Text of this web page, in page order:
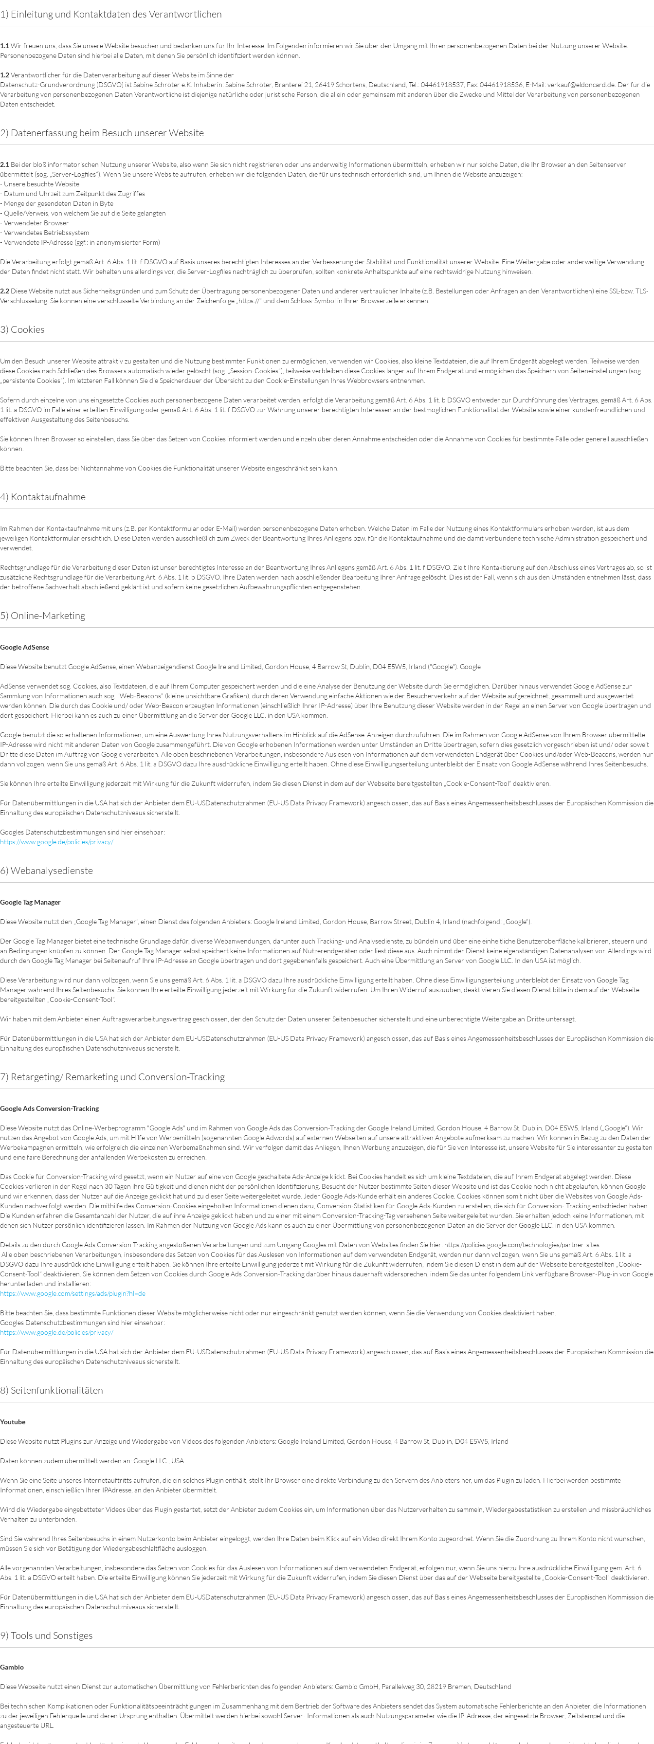
1) Einleitung und Kontaktdaten des Verantwortlichen
1.1Wir freuen uns, dass Sie unsere Website besuchen und bedanken uns für Ihr Interesse. Im Folgenden informieren wir Sie über den Umgang mit Ihren personenbezogenen Daten bei der Nutzung unserer Website.
Personenbezogene Daten sind hierbei alle Daten, mit denen Sie persönlich identifiziert werden können.
1.2Verantwortlicher für die Datenverarbeitung auf dieser Website im Sinne der
Datenschutz-Grundverordnung (DSGVO) ist Sabine Schröter e.K. Inhaberin: Sabine Schröter, Branterei 21, 26419 Schortens, Deutschland, Tel.: 04461918537, Fax: 04461918536, E-Mail: verkauf@eldoncard.de. Der für die
Verarbeitung von personenbezogenen Daten Verantwortliche ist diejenige natürliche oder juristische Person, die allein oder gemeinsam mit anderen über die Zwecke und Mittel der Verarbeitung von personenbezogenen
Daten entscheidet.
2) Datenerfassung beim Besuch unserer Website
2.1 Bei der bloß informatorischen Nutzung unserer Website, also wenn Sie sich nicht registrieren oder uns anderweitig Informationen übermitteln, erheben wir nur solche Daten, die Ihr Browser an den Seitenserver
übermittelt (sog. „Server-Logfiles“). Wenn Sie unsere Website aufrufen, erheben wir die folgenden Daten, die für uns technisch erforderlich sind, um Ihnen die Website anzuzeigen:
- Unsere besuchte Website
- Datum und Uhrzeit zum Zeitpunkt des Zugriffes
- Menge der gesendeten Daten in Byte
- Quelle/Verweis, von welchem Sie auf die Seite gelangten
- Verwendeter Browser
- Verwendetes Betriebssystem
- Verwendete IP-Adresse (ggf.: in anonymisierter Form)
Die Verarbeitung erfolgt gemäß Art. 6 Abs. 1 lit. f DSGVO auf Basis unseres berechtigten Interesses an der Verbesserung der Stabilität und Funktionalität unserer Website. Eine Weitergabe oder anderweitige Verwendung
der Daten findet nicht statt. Wir behalten uns allerdings vor, die Server-Logfiles nachträglich zu überprüfen, sollten konkrete Anhaltspunkte auf eine rechtswidrige Nutzung hinweisen.
2.2 Diese Website nutzt aus Sicherheitsgründen und zum Schutz der Übertragung personenbezogener Daten und anderer vertraulicher Inhalte (z.B. Bestellungen oder Anfragen an den Verantwortlichen) eine SSL-bzw. TLS-
Verschlüsselung. Sie können eine verschlüsselte Verbindung an der Zeichenfolge „https://“ und dem Schloss-Symbol in Ihrer Browserzeile erkennen.
3) Cookies
Um den Besuch unserer Website attraktiv zu gestalten und die Nutzung bestimmter Funktionen zu ermöglichen, verwenden wir Cookies, also kleine Textdateien, die auf Ihrem Endgerät abgelegt werden. Teilweise werden
diese Cookies nach Schließen des Browsers automatisch wieder gelöscht (sog. „Session-Cookies“), teilweise verbleiben diese Cookies länger auf Ihrem Endgerät und ermöglichen das Speichern von Seiteneinstellungen (sog.
„persistente Cookies“). Im letzteren Fall können Sie die Speicherdauer der Übersicht zu den Cookie-Einstellungen Ihres Webbrowsers entnehmen.
Sofern durch einzelne von uns eingesetzte Cookies auch personenbezogene Daten verarbeitet werden, erfolgt die Verarbeitung gemäß Art. 6 Abs. 1 lit. b DSGVO entweder zur Durchführung des Vertrages, gemäß Art. 6 Abs.
1 lit. a DSGVO im Falle einer erteilten Einwilligung oder gemäß Art. 6 Abs. 1 lit. f DSGVO zur Wahrung unserer berechtigten Interessen an der bestmöglichen Funktionalität der Website sowie einer kundenfreundlichen und
effektiven Ausgestaltung des Seitenbesuchs.
Sie können Ihren Browser so einstellen, dass Sie über das Setzen von Cookies informiert werden und einzeln über deren Annahme entscheiden oder die Annahme von Cookies für bestimmte Fälle oder generell ausschließen
können.
Bitte beachten Sie, dass bei Nichtannahme von Cookies die Funktionalität unserer Website eingeschränkt sein kann.
4) Kontaktaufnahme
Im Rahmen der Kontaktaufnahme mit uns (z.B. per Kontaktformular oder E-Mail) werden personenbezogene Daten erhoben. Welche Daten im Falle der Nutzung eines Kontaktformulars erhoben werden, ist aus dem
jeweiligen Kontaktformular ersichtlich. Diese Daten werden ausschließlich zum Zweck der Beantwortung Ihres Anliegens bzw. für die Kontaktaufnahme und die damit verbundene technische Administration gespeichert und
verwendet.
Rechtsgrundlage für die Verarbeitung dieser Daten ist unser berechtigtes Interesse an der Beantwortung Ihres Anliegens gemäß Art. 6 Abs. 1 lit. f DSGVO. Zielt Ihre Kontaktierung auf den Abschluss eines Vertrages ab, so ist
zusätzliche Rechtsgrundlage für die Verarbeitung Art. 6 Abs. 1 lit. b DSGVO. Ihre Daten werden nach abschließender Bearbeitung Ihrer Anfrage gelöscht. Dies ist der Fall, wenn sich aus den Umständen entnehmen lässt, dass
der betroffene Sachverhalt abschließend geklärt ist und sofern keine gesetzlichen Aufbewahrungspflichten entgegenstehen.
5) Online-Marketing
Google AdSense
Diese Website benutzt Google AdSense, einen Webanzeigendienst Google Ireland Limited, Gordon House, 4 Barrow St, Dublin, D04 E5W5, Irland ("Google"). Google
AdSense verwendet sog. Cookies, also Textdateien, die auf Ihrem Computer gespeichert werden und die eine Analyse der Benutzung der Website durch Sie ermöglichen. Darüber hinaus verwendet Google AdSense zur
Sammlung von Informationen auch sog. "Web-Beacons" (kleine unsichtbare Grafiken), durch deren Verwendung einfache Aktionen wie der Besucherverkehr auf der Website aufgezeichnet, gesammelt und ausgewertet
werden können. Die durch das Cookie und/ oder Web-Beacon erzeugten Informationen (einschließlich Ihrer IP-Adresse) über Ihre Benutzung dieser Website werden in der Regel an einen Server von Google übertragen und
dort gespeichert. Hierbei kann es auch zu einer Übermittlung an die Server der Google LLC. in den USA kommen.
Google benutzt die so erhaltenen Informationen, um eine Auswertung Ihres Nutzungsverhaltens im Hinblick auf die AdSense-Anzeigen durchzuführen. Die im Rahmen von Google AdSense von Ihrem Browser übermittelte
IP-Adresse wird nicht mit anderen Daten von Google zusammengeführt. Die von Google erhobenen Informationen werden unter Umständen an Dritte übertragen, sofern dies gesetzlich vorgeschrieben ist und/ oder soweit
Dritte diese Daten im Auftrag von Google verarbeiten. Alle oben beschriebenen Verarbeitungen, insbesondere Auslesen von Informationen auf dem verwendeten Endgerät über Cookies und/oder Web-Beacons, werden nur
dann vollzogen, wenn Sie uns gemäß Art. 6 Abs. 1 lit. a DSGVO dazu Ihre ausdrückliche Einwilligung erteilt haben. Ohne diese Einwilligungserteilung unterbleibt der Einsatz von Google AdSense während Ihres Seitenbesuchs.
Sie können Ihre erteilte Einwilligung jederzeit mit Wirkung für die Zukunft widerrufen, indem Sie diesen Dienst in dem auf der Webseite bereitgestellten „Cookie-Consent-Tool“ deaktivieren.
Für Datenübermittlungen in die USA hat sich der Anbieter dem EU-USDatenschutzrahmen (EU-US Data Privacy Framework) angeschlossen, das auf Basis eines Angemessenheitsbeschlusses der Europäischen Kommission die
Einhaltung des europäischen Datenschutzniveaus sicherstellt.
Googles Datenschutzbestimmungen sind hier einsehbar:
https://www.google.de/policies/privacy/
6) Webanalysedienste
Google Tag Manager
Diese Website nutzt den „Google Tag Manager“, einen Dienst des folgenden Anbieters: Google Ireland Limited, Gordon House, Barrow Street, Dublin 4, Irland (nachfolgend: „Google“).
Der Google Tag Manager bietet eine technische Grundlage dafür, diverse Webanwendungen, darunter auch Tracking- und Analysedienste, zu bündeln und über eine einheitliche Benutzeroberfläche kalibrieren, steuern und
an Bedingungen knüpfen zu können. Der Google Tag Manager selbst speichert keine Informationen auf Nutzerendgeräten oder liest diese aus. Auch nimmt der Dienst keine eigenständigen Datenanalysen vor. Allerdings wird
durch den Google Tag Manager bei Seitenaufruf Ihre IP-Adresse an Google übertragen und dort gegebenenfalls gespeichert. Auch eine Übermittlung an Server von Google LLC. In den USA ist möglich.
Diese Verarbeitung wird nur dann vollzogen, wenn Sie uns gemäß Art. 6 Abs. 1 lit. a DSGVO dazu Ihre ausdrückliche Einwilligung erteilt haben. Ohne diese Einwilligungserteilung unterbleibt der Einsatz von Google Tag
Manager während Ihres Seitenbesuchs. Sie können Ihre erteilte Einwilligung jederzeit mit Wirkung für die Zukunft widerrufen. Um Ihren Widerruf auszuüben, deaktivieren Sie diesen Dienst bitte in dem auf der Webseite
bereitgestellten „Cookie-Consent-Tool“.
Wir haben mit dem Anbieter einen Auftragsverarbeitungsvertrag geschlossen, der den Schutz der Daten unserer Seitenbesucher sicherstellt und eine unberechtigte Weitergabe an Dritte untersagt.
Für Datenübermittlungen in die USA hat sich der Anbieter dem EU-USDatenschutzrahmen (EU-US Data Privacy Framework) angeschlossen, das auf Basis eines Angemessenheitsbeschlusses der Europäischen Kommission die
Einhaltung des europäischen Datenschutzniveaus sicherstellt.
7) Retargeting/ Remarketing und Conversion-Tracking
Google Ads Conversion-Tracking
Diese Website nutzt das Online-Werbeprogramm "Google Ads" und im Rahmen von Google Ads das Conversion-Tracking der Google Ireland Limited, Gordon House, 4 Barrow St, Dublin, D04 E5W5, Irland („Google“). Wir
nutzen das Angebot von Google Ads, um mit Hilfe von Werbemitteln (sogenannten Google Adwords) auf externen Webseiten auf unsere attraktiven Angebote aufmerksam zu machen. Wir können in Bezug zu den Daten der
Werbekampagnen ermitteln, wie erfolgreich die einzelnen Werbemaßnahmen sind. Wir verfolgen damit das Anliegen, Ihnen Werbung anzuzeigen, die für Sie von Interesse ist, unsere Website für Sie interessanter zu gestalten
und eine faire Berechnung der anfallenden Werbekosten zu erreichen.
Das Cookie für Conversion-Tracking wird gesetzt, wenn ein Nutzer auf eine von Google geschaltete Ads-Anzeige klickt. Bei Cookies handelt es sich um kleine Textdateien, die auf Ihrem Endgerät abgelegt werden. Diese
Cookies verlieren in der Regel nach 30 Tagen ihre Gültigkeit und dienen nicht der persönlichen Identifizierung. Besucht der Nutzer bestimmte Seiten dieser Website und ist das Cookie noch nicht abgelaufen, können Google
und wir erkennen, dass der Nutzer auf die Anzeige geklickt hat und zu dieser Seite weitergeleitet wurde. Jeder Google Ads-Kunde erhält ein anderes Cookie. Cookies können somit nicht über die Websites von Google Ads-
Kunden nachverfolgt werden. Die mithilfe des Conversion-Cookies eingeholten Informationen dienen dazu, Conversion-Statistiken für Google Ads-Kunden zu erstellen, die sich für Conversion- Tracking entschieden haben.
Die Kunden erfahren die Gesamtanzahl der Nutzer, die auf ihre Anzeige geklickt haben und zu einer mit einem Conversion-Tracking-Tag versehenen Seite weitergeleitet wurden. Sie erhalten jedoch keine Informationen, mit
denen sich Nutzer persönlich identifizieren lassen. Im Rahmen der Nutzung von Google Ads kann es auch zu einer Übermittlung von personenbezogenen Daten an die Server der Google LLC. in den USA kommen.
Details zu den durch Google Ads Conversion Tracking angestoßenen Verarbeitungen und zum Umgang Googles mit Daten von Websites finden Sie hier: https://policies.google.com/technologies/partner-sites
Alle oben beschriebenen Verarbeitungen, insbesondere das Setzen von Cookies für das Auslesen von Informationen auf dem verwendeten Endgerät, werden nur dann vollzogen, wenn Sie uns gemäß Art. 6 Abs. 1 lit. a
DSGVO dazu Ihre ausdrückliche Einwilligung erteilt haben. Sie können Ihre erteilte Einwilligung jederzeit mit Wirkung für die Zukunft widerrufen, indem Sie diesen Dienst in dem auf der Webseite bereitgestellten „Cookie-
Consent-Tool“ deaktivieren. Sie können dem Setzen von Cookies durch Google Ads Conversion-Tracking darüber hinaus dauerhaft widersprechen, indem Sie das unter folgendem Link verfügbare Browser-Plug-in von Google
herunterladen und installieren:
https://www.google.com/settings/ads/plugin?hl=de
Bitte beachten Sie, dass bestimmte Funktionen dieser Website möglicherweise nicht oder nur eingeschränkt genutzt werden können, wenn Sie die Verwendung von Cookies deaktiviert haben.
Googles Datenschutzbestimmungen sind hier einsehbar:
https://www.google.de/policies/privacy/
Für Datenübermittlungen in die USA hat sich der Anbieter dem EU-USDatenschutzrahmen (EU-US Data Privacy Framework) angeschlossen, das auf Basis eines Angemessenheitsbeschlusses der Europäischen Kommission die
Einhaltung des europäischen Datenschutzniveaus sicherstellt.
8) Seitenfunktionalitäten
Youtube
Diese Website nutzt Plugins zur Anzeige und Wiedergabe von Videos des folgenden Anbieters: Google Ireland Limited, Gordon House, 4 Barrow St, Dublin, D04 E5W5, Irland
Daten können zudem übermittelt werden an: Google LLC., USA
Wenn Sie eine Seite unseres Internetauftritts aufrufen, die ein solches Plugin enthält, stellt Ihr Browser eine direkte Verbindung zu den Servern des Anbieters her, um das Plugin zu laden. Hierbei werden bestimmte
Informationen, einschließlich Ihrer IPAdresse, an den Anbieter übermittelt.
Wird die Wiedergabe eingebetteter Videos über das Plugin gestartet, setzt der Anbieter zudem Cookies ein, um Informationen über das Nutzerverhalten zu sammeln, Wiedergabestatistiken zu erstellen und missbräuchliches
Verhalten zu unterbinden.
Sind Sie während Ihres Seitenbesuchs in einem Nutzerkonto beim Anbieter eingeloggt, werden Ihre Daten beim Klick auf ein Video direkt Ihrem Konto zugeordnet. Wenn Sie die Zuordnung zu Ihrem Konto nicht wünschen,
müssen Sie sich vor Betätigung der Wiedergabeschlaltfläche ausloggen.
Alle vorgenannten Verarbeitungen, insbesondere das Setzen von Cookies für das Auslesen von Informationen auf dem verwendeten Endgerät, erfolgen nur, wenn Sie uns hierzu Ihre ausdrückliche Einwilligung gem. Art. 6
Abs. 1 lit. a DSGVO erteilt haben. Die erteilte Einwilligung können Sie jederzeit mit Wirkung für die Zukunft widerrufen, indem Sie diesen Dienst über das auf der Webseite bereitgestellte „Cookie-Consent-Tool“ deaktivieren.
Für Datenübermittlungen in die USA hat sich der Anbieter dem EU-USDatenschutzrahmen (EU-US Data Privacy Framework) angeschlossen, das auf Basis eines Angemessenheitsbeschlusses der Europäischen Kommission die
Einhaltung des europäischen Datenschutzniveaus sicherstellt.
9) Tools und Sonstiges
Gambio
Diese Webseite nutzt einen Dienst zur automatischen Übermittlung von Fehlerberichten des folgenden Anbieters: Gambio GmbH, Parallelweg 30, 28219 Bremen, Deutschland
Bei technischen Komplikationen oder Funktionalitätsbeeinträchtigungen im Zusammenhang mit dem Bertrieb der Software des Anbieters sendet das System automatische Fehlerberichte an den Anbieter, die Informationen
zu der jeweiligen Fehlerquelle und deren Ursprung enthalten. Übermittelt werden hierbei sowohl Server- Informationen als auch Nutzungsparameter wie die IP-Adresse, der eingesetzte Browser, Zeitstempel und die
angesteuerte URL.